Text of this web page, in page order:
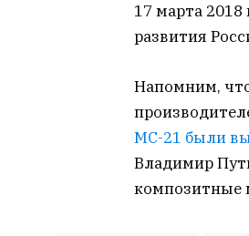
17 марта 2018
развития
Напомним,
МС-21 были
Владимир
композитные